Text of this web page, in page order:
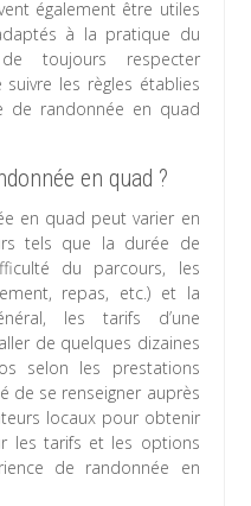
également être utiles
à la pratique du
toujours respecter
suivre les règles établies
de randonnée en quad
en quad ?
en quad peut varier en
tels que la durée de
du parcours, les
repas, etc.) et la
les tarifs d’une
de quelques dizaines
selon les prestations
de se renseigner auprès
locaux pour obtenir
les tarifs et les options
de randonnée en